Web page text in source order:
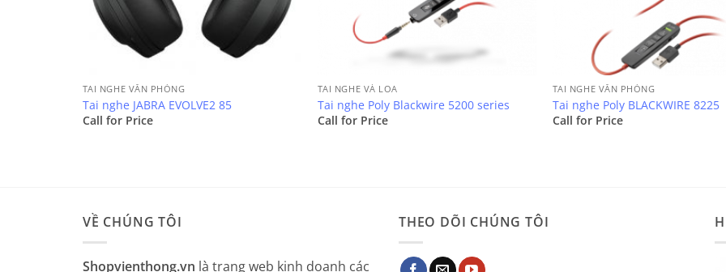
TAI NGHE VĂN PHÒNG
Tai nghe JABRA EVOLVE2 85
Call for Price
TAI NGHE VÀ LOA
Tai nghe Poly Blackwire 5200 series
Call for Price
TAI NGHE VĂN PHÒNG
Tai nghe Poly BLACKWIRE 8225
Call for Price
VỀ CHÚNG TÔI
Shopvienthong.vn là trang web kinh doanh các
THEO DÕI CHÚNG TÔI